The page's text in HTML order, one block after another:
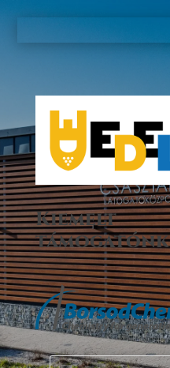
Kiemelt
támogatónk